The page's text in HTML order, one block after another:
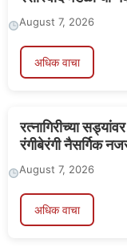
August 7, 2026
अधिक वाचा
रत्नागिरीच्या
रंगीबेरंगी नैसर्गिक
August 7, 2026
अधिक वाचा